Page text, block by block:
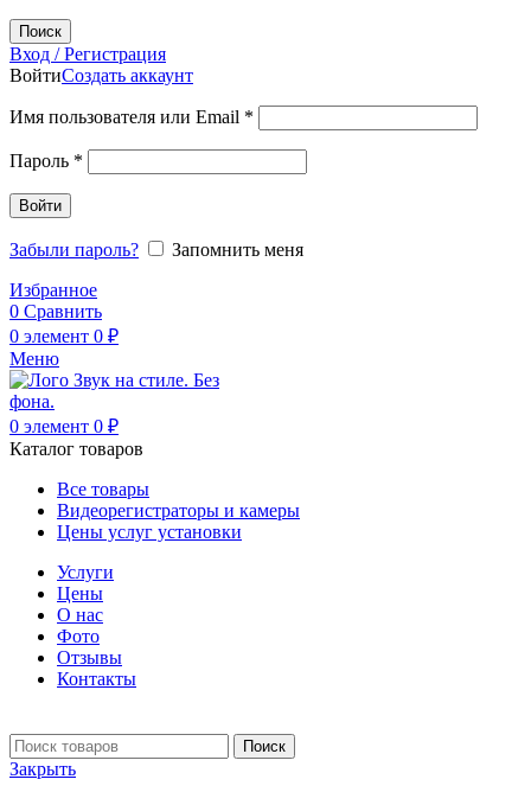
Поиск
Вход / Регистрация
ВойтиСоздать аккаунт
Имя пользователя или Email *
Пароль *
Войти
Забыли пароль?
Запомнить меня
Избранное
0 Сравнить
0 элемент 0 ₽
Меню
0 элемент 0 ₽
Каталог товаров
Все товары
Видеорегистраторы и камеры
Цены услуг установки
Услуги
Цены
О нас
Фото
Отзывы
Контакты
Поиск
Закрыть